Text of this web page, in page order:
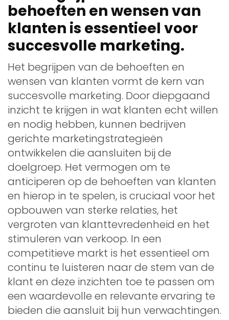
behoeften en wensen van
klanten is essentieel voor
succesvolle marketing.
Het begrijpen van de behoeften en
wensen van klanten vormt de kern van
succesvolle marketing. Door diepgaand
inzicht te krijgen in wat klanten echt willen
en nodig hebben, kunnen bedrijven
gerichte marketingstrategieën
ontwikkelen die aansluiten bij de
doelgroep. Het vermogen om te
anticiperen op de behoeften van klanten
en hierop in te spelen, is cruciaal voor het
opbouwen van sterke relaties, het
vergroten van klanttevredenheid en het
stimuleren van verkoop. In een
competitieve markt is het essentieel om
continu te luisteren naar de stem van de
klant en deze inzichten toe te passen om
een waardevolle en relevante ervaring te
bieden die aansluit bij hun verwachtingen.